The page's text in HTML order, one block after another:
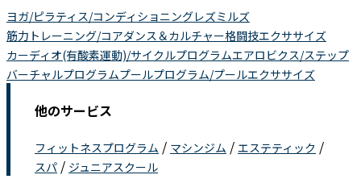
ヨガ/ピラティス/コンディショニングレズミルズ
筋力トレーニング/コアダンス＆カルチャー格闘技エクササイズ
カーディオ(有酸素運動)/サイクルプログラムエアロビクス/ステップ
バーチャルプログラムプールプログラム/プールエクササイズ
他のサービス
フィットネスプログラム / マシンジム / エステティック /
スパ / ジュニアスクール